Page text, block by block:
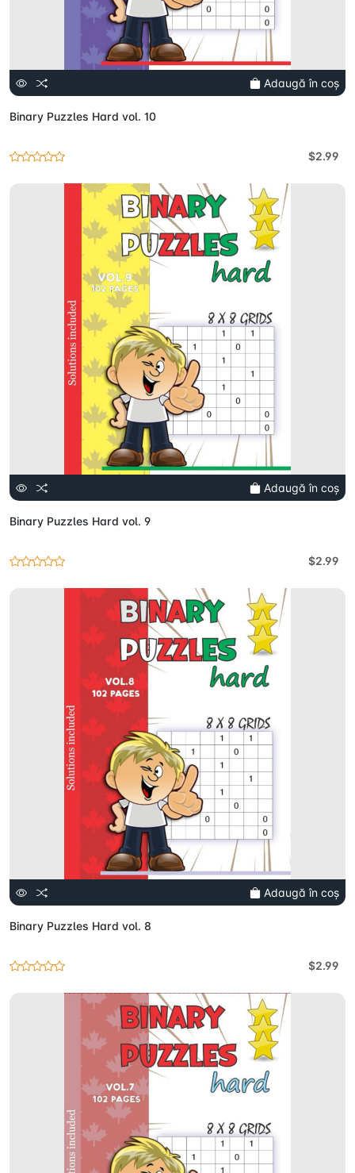
Adaugă în coș
Binary Puzzles Hard vol. 10
$2.99
Adaugă în coș
Binary Puzzles Hard vol. 9
$2.99
Adaugă în coș
Binary Puzzles Hard vol. 8
$2.99